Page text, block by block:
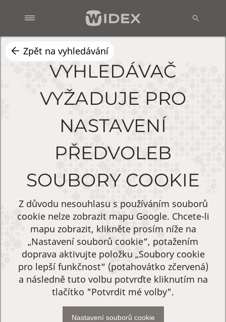
Zpět na vyhledávání
VYHLEDÁVAČ
VYŽADUJE PRO
NASTAVENÍ
PŘEDVOLEB
SOUBORY COOKIE
Z důvodu nesouhlasu s používáním souborů
cookie nelze zobrazit mapu Google. Chcete-li
mapu zobrazit, klikněte prosím níže na
„Nastavení souborů cookie“, potažením
doprava aktivujte položku „Soubory cookie
pro lepší funkčnost“ (potahovátko zčervená)
a následně tuto volbu potvrďte kliknutím na
tlačítko "Potvrdit mé volby".
Nastavení souborů cookie